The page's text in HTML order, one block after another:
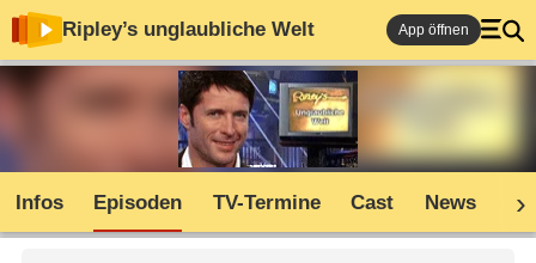
Ripley’s unglaubliche Welt App öffnen
Infos Episoden TV-Termine Cast News